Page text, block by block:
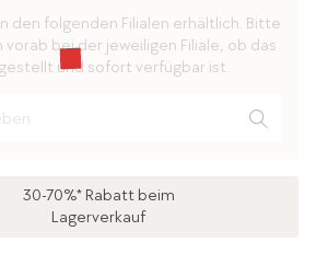
den folgenden Filialen erhältlich. Bitte
vorab bei der jeweiligen Filiale, ob das
und sofort verfügbar ist.
30-70%* Rabatt beim
Lagerverkauf